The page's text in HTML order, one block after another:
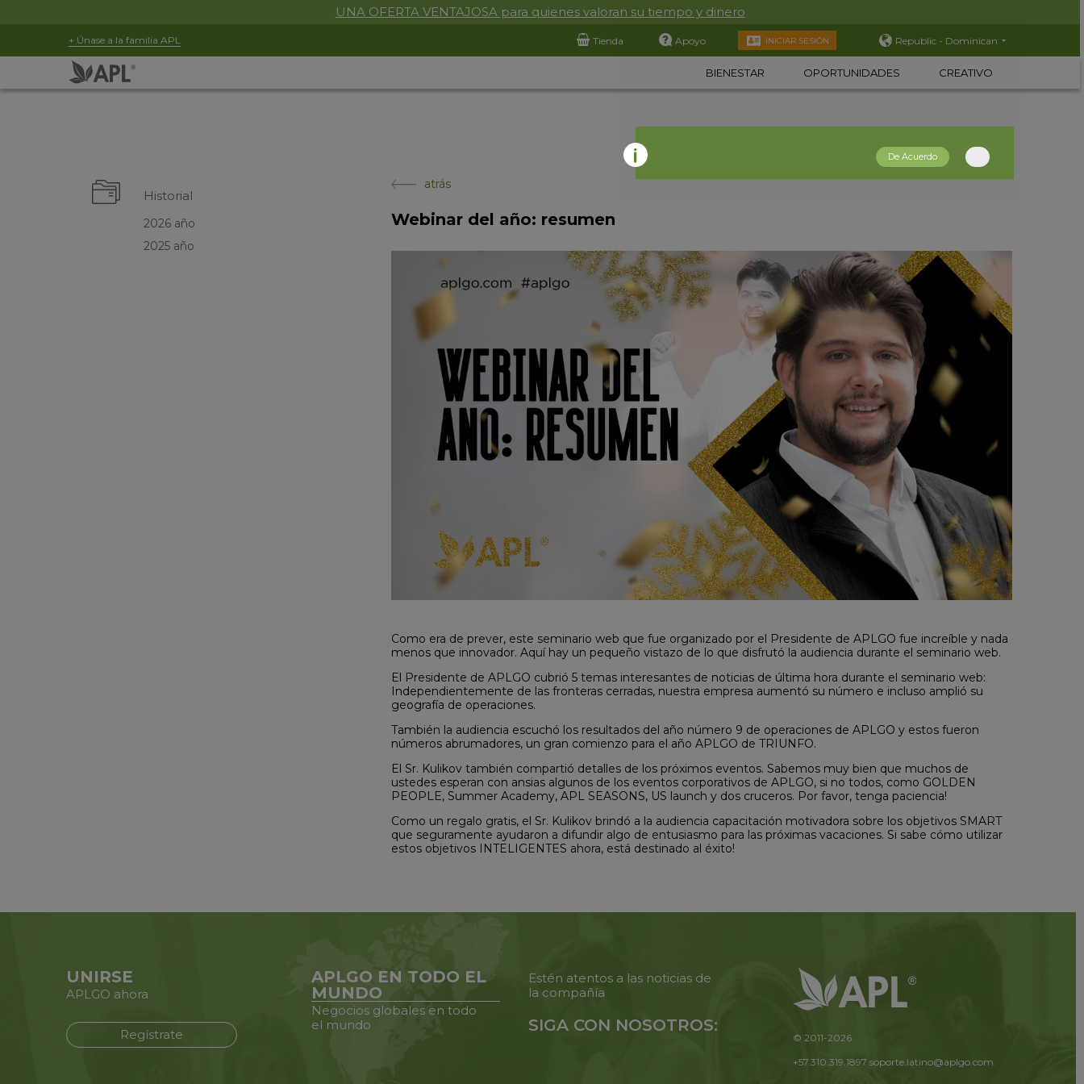
UNA OFERTA VENTAJOSA para quienes valoran su tiempo y dinero
+ Únase a la familia APL Tienda Apoyo INICIAR SESIÓN Republic - Dominican
BIENESTAR OPORTUNIDADES CREATIVO
Historial
2026 año
2025 año
atrás
Webinar del año: resumen
Como era de prever, este seminario web que fue organizado por el Presidente de APLGO fue increíble y nada
menos que innovador. Aquí hay un pequeño vistazo de lo que disfrutó la audiencia durante el seminario web.
El Presidente de APLGO cubrió 5 temas interesantes de noticias de última hora durante el seminario web:
Independientemente de las fronteras cerradas, nuestra empresa aumentó su número e incluso amplió su
geografía de operaciones.
También la audiencia escuchó los resultados del año número 9 de operaciones de APLGO y estos fueron
números abrumadores, un gran comienzo para el año APLGO de TRIUNFO.
El Sr. Kulikov también compartió detalles de los próximos eventos. Sabemos muy bien que muchos de
ustedes esperan con ansias algunos de los eventos corporativos de APLGO, si no todos, como GOLDEN
PEOPLE, Summer Academy, APL SEASONS, US launch y dos cruceros. Por favor, tenga paciencia!
Como un regalo gratis, el Sr. Kulikov brindó a la audiencia capacitación motivadora sobre los objetivos SMART
que seguramente ayudaron a difundir algo de entusiasmo para las próximas vacaciones. Si sabe cómo utilizar
estos objetivos INTELIGENTES ahora, está destinado al éxito!
UNIRSE
APLGO ahora
Regístrate
APLGO EN TODO EL
MUNDO
Negocios globales en todo
el mundo
Estén atentos a las noticias de
la compañía
SIGA CON NOSOTROS:
© 2011-2026
+57.310.319.1897 soporte.latino@aplgo.com
De Acuerdo